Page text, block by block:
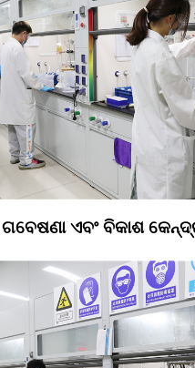
ଗବେଷଣା ଏବଂ ବିକାଶ